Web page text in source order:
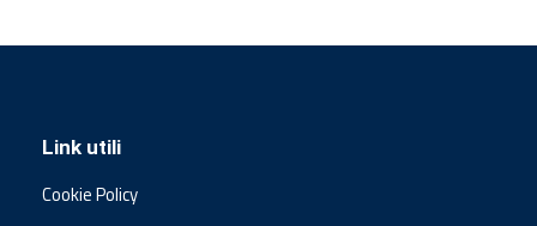
Link utili
Cookie Policy